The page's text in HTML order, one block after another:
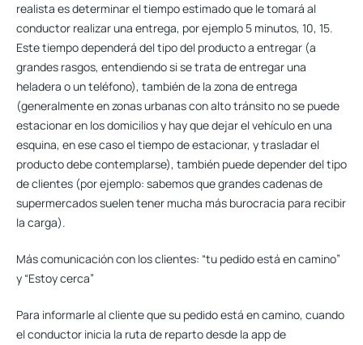
realista es determinar el tiempo estimado que le tomará al
conductor realizar una entrega, por ejemplo 5 minutos, 10, 15.
Este tiempo dependerá del tipo del producto a entregar (a
grandes rasgos, entendiendo si se trata de entregar una
heladera o un teléfono), también de la zona de entrega
(generalmente en zonas urbanas con alto tránsito no se puede
estacionar en los domicilios y hay que dejar el vehículo en una
esquina, en ese caso el tiempo de estacionar, y trasladar el
producto debe contemplarse), también puede depender del tipo
de clientes (por ejemplo: sabemos que grandes cadenas de
supermercados suelen tener mucha más burocracia para recibir
la carga).
Más comunicación con los clientes: “tu pedido está en camino”
y “Estoy cerca”
Para informarle al cliente que su pedido está en camino, cuando
el conductor inicia la ruta de reparto desde la app de